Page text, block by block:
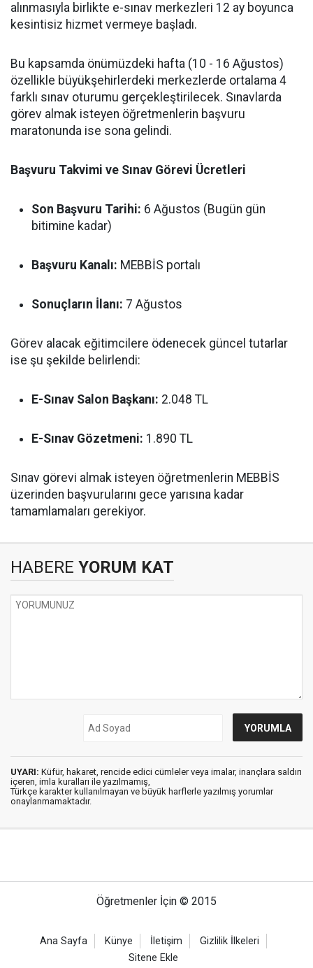
alınmasıyla birlikte e-sınav merkezleri 12 ay boyunca
kesintisiz hizmet vermeye başladı.
Bu kapsamda önümüzdeki hafta (10 - 16 Ağustos)
özellikle büyükşehirlerdeki merkezlerde ortalama 4
farklı sınav oturumu gerçekleştirilecek. Sınavlarda
görev almak isteyen öğretmenlerin başvuru
maratonunda ise sona gelindi.
Başvuru Takvimi ve Sınav Görevi Ücretleri
Son Başvuru Tarihi: 6 Ağustos (Bugün gün
bitimine kadar)
Başvuru Kanalı: MEBBİS portalı
Sonuçların İlanı: 7 Ağustos
Görev alacak eğitimcilere ödenecek güncel tutarlar
ise şu şekilde belirlendi:
E-Sınav Salon Başkanı: 2.048 TL
E-Sınav Gözetmeni: 1.890 TL
Sınav görevi almak isteyen öğretmenlerin MEBBİS
üzerinden başvurularını gece yarısına kadar
tamamlamaları gerekiyor.
HABERE YORUM KAT
UYARI: Küfür, hakaret, rencide edici cümleler veya imalar, inançlara saldırı
içeren, imla kuralları ile yazılmamış,
Türkçe karakter kullanılmayan ve büyük harflerle yazılmış yorumlar
onaylanmamaktadır.
Öğretmenler İçin © 2015
Ana Sayfa Künye İletişim
Gizlilik İlkeleri
Sitene Ekle